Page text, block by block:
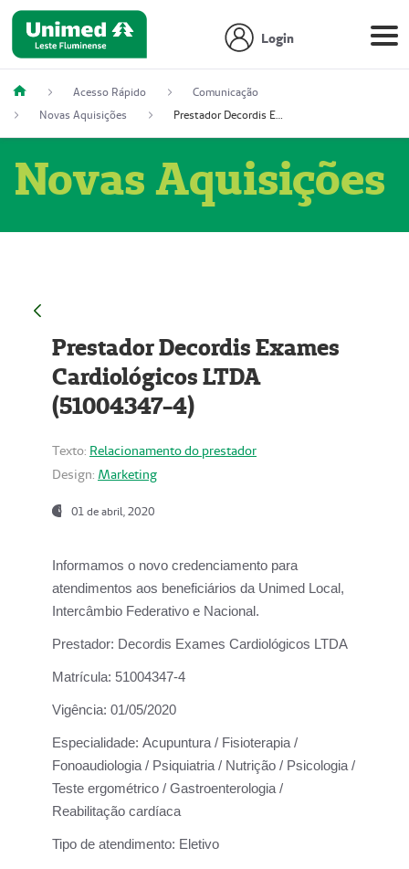
Login
Acesso Rápido
Comunicação
Novas Aquisições
Prestador Decordis Exames Cardiológicos LTDA (51004347-4)
Novas Aquisições
Prestador Decordis Exames
Cardiológicos LTDA
(51004347-4)
Texto: Relacionamento do prestador
Design: Marketing
01 de abril, 2020
Informamos o novo credenciamento para
atendimentos aos beneficiários da Unimed Local,
Intercâmbio Federativo e Nacional.
Prestador: Decordis Exames Cardiológicos LTDA
Matrícula: 51004347-4
Vigência: 01/05/2020
Especialidade: Acupuntura / Fisioterapia /
Fonoaudiologia / Psiquiatria / Nutrição / Psicologia /
Teste ergométrico / Gastroenterologia /
Reabilitação cardíaca
Tipo de atendimento: Eletivo